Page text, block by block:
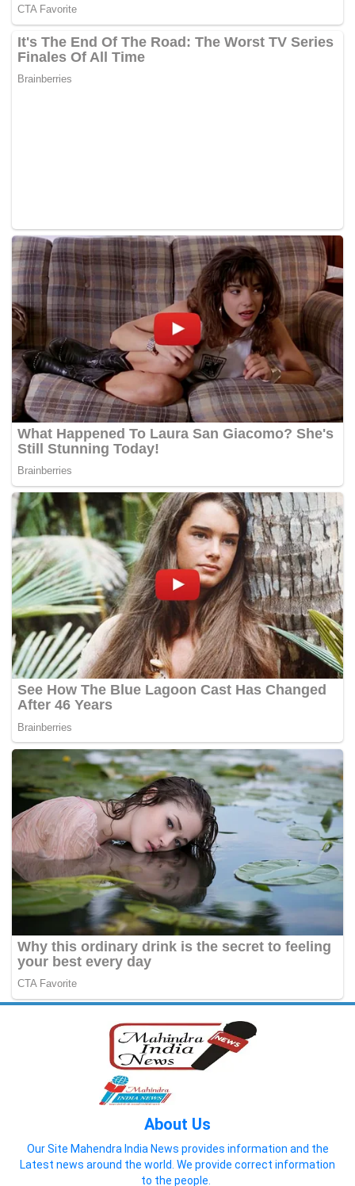
About Us
Our Site Mahendra India News provides information and the
Latest news around the world. We provide correct information
to the people.